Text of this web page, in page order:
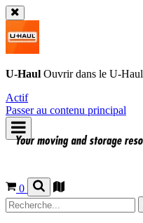
U-Haul Ouvrir dans le U-Haul
Actif
Passer au contenu principal
0